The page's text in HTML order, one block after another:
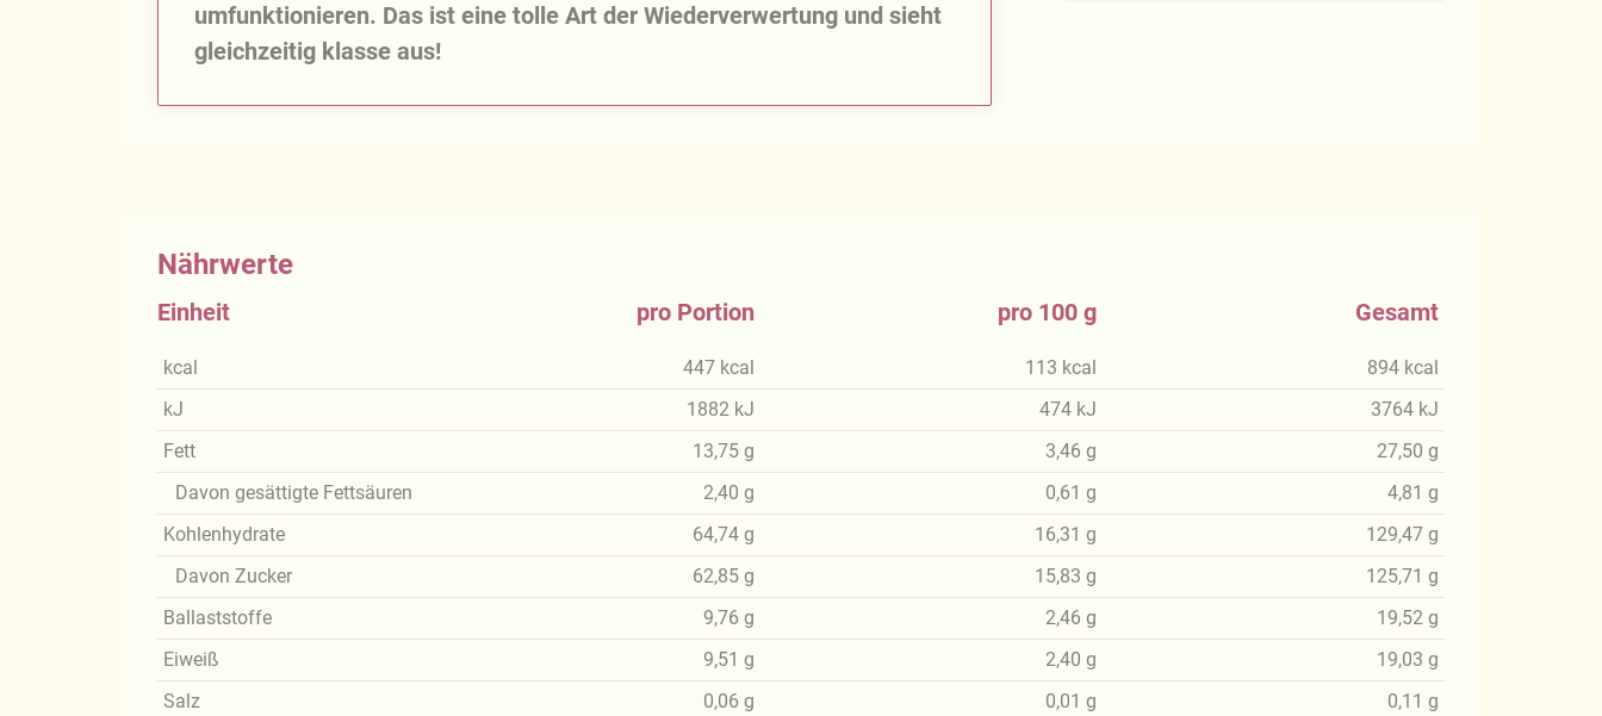
umfunktionieren. Das ist eine tolle Art der Wiederverwertung und sieht
gleichzeitig klasse aus!
Nährwerte
Einheit
kcal
kJ
Fett
Davon gesättigte Fettsäuren
Kohlenhydrate
Davon Zucker
Ballaststoffe
Eiweiß
Salz
pro Portion
447 kcal
1882 kJ
13,75 g
2,40 g
64,74 g
62,85 g
9,76 g
9,51 g
0,06 g
pro 100 g
113 kcal
474 kJ
3,46 g
0,61 g
16,31 g
15,83 g
2,46 g
2,40 g
0,01 g
Gesamt
894 kcal
3764 kJ
27,50 g
4,81 g
129,47 g
125,71 g
19,52 g
19,03 g
0,11 g